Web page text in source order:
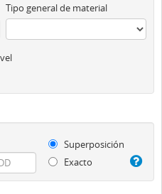
Tipo general de material
Superposición
Exacto